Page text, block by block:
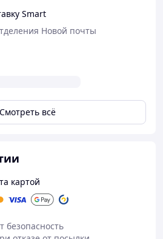
Smart
Новой почты
Смотреть всё
картой
безопасность